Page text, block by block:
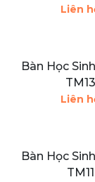
Liên
Bàn Học
TM13
Liên
Bàn Học
TM11